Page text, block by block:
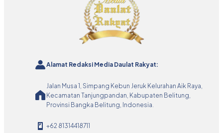
Alamat Redaksi Media Daulat Rakyat:
Jalan Musa 1, Simpang Kebun Jeruk Kelurahan Aik Raya,
Kecamatan Tanjungpandan, Kabupaten Belitung,
Provinsi Bangka Belitung, Indonesia.
+62 81314418711